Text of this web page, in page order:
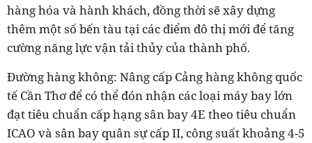
hàng hóa và hành khách, đồng thời sẽ xây dựng
thêm một số bến tàu tại các điểm đô thị mới để tăng
cường năng lực vận tải thủy của thành phố.
Đường hàng không: Nâng cấp Cảng hàng không quốc
tế Cần Thơ để có thể đón nhận các loại máy bay lớn
đạt tiêu chuẩn cấp hạng sân bay 4E theo tiêu chuẩn
ICAO và sân bay quân sự cấp II, công suất khoảng 4-5